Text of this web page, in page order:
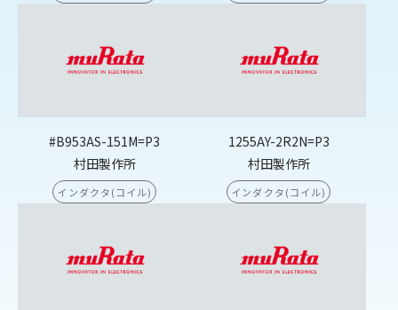
#B953AS-151M=P3
村田製作所
インダクタ(コイル)
1255AY-2R2N=P3
村田製作所
インダクタ(コイル)